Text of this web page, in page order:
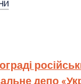
депо